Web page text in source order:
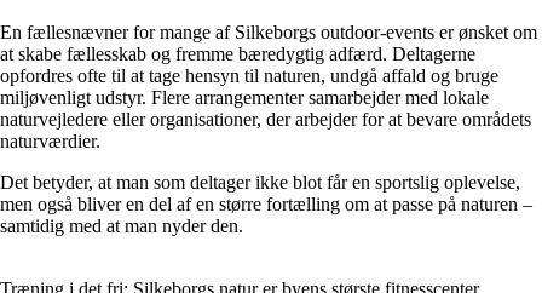
En fællesnævner for mange af Silkeborgs outdoor-events er ønsket om
at skabe fællesskab og fremme bæredygtig adfærd. Deltagerne
opfordres ofte til at tage hensyn til naturen, undgå affald og bruge
miljøvenligt udstyr. Flere arrangementer samarbejder med lokale
naturvejledere eller organisationer, der arbejder for at bevare områdets
naturværdier.
Det betyder, at man som deltager ikke blot får en sportslig oplevelse,
men også bliver en del af en større fortælling om at passe på naturen –
samtidig med at man nyder den.
Træning i det fri: Silkeborgs natur er byens største fitnesscenter